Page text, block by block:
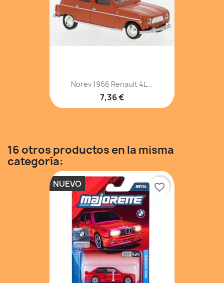
Norev 1966 Renault 4L...
7,36 €
16 otros productos en la misma
categoría:
NUEVO favorite_border